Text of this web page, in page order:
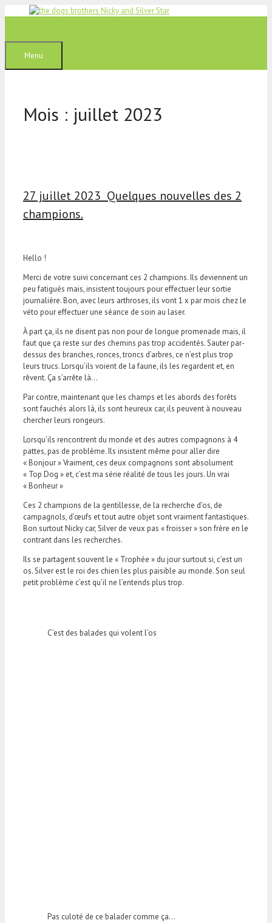
Menu
Mois : juillet 2023
27 juillet 2023 Quelques nouvelles des 2
champions.
Hello !
Merci de votre suivi concernant ces 2 champions. Ils deviennent un
peu fatigués mais, insistent toujours pour effectuer leur sortie
journalière. Bon, avec leurs arthroses, ils vont 1 x par mois chez le
véto pour effectuer une séance de soin au laser.
À part ça, ils ne disent pas non pour de longue promenade mais, il
faut que ça reste sur des chemins pas trop accidentés. Sauter par-
dessus des branches, ronces, troncs d’arbres, ce n’est plus trop
leurs trucs. Lorsqu’ils voient de la faune, ils les regardent et, en
rêvent. Ça s’arrête là…
Par contre, maintenant que les champs et les abords des forêts
sont fauchés alors là, ils sont heureux car, ils peuvent à nouveau
chercher leurs rongeurs.
Lorsqu’ils rencontrent du monde et des autres compagnons à 4
pattes, pas de problème. Ils insistent même pour aller dire
« Bonjour » Vraiment, ces deux compagnons sont absolument
« Top Dog » et, c’est ma série réalité de tous les jours. Un vrai
« Bonheur »
Ces 2 champions de la gentillesse, de la recherche d’os, de
campagnols, d’œufs et tout autre objet sont vraiment fantastiques.
Bon surtout Nicky car, Silver de veux pas « froisser » son frère en le
contrant dans les recherches.
Ils se partagent souvent le « Trophée » du jour surtout si, c’est un
os. Silver est le roi des chien les plus paisible au monde. Son seul
petit problème c’est qu’il ne l’entends plus trop.
C’est des balades qui volent l’os
Pas culoté de ce balader comme ça…